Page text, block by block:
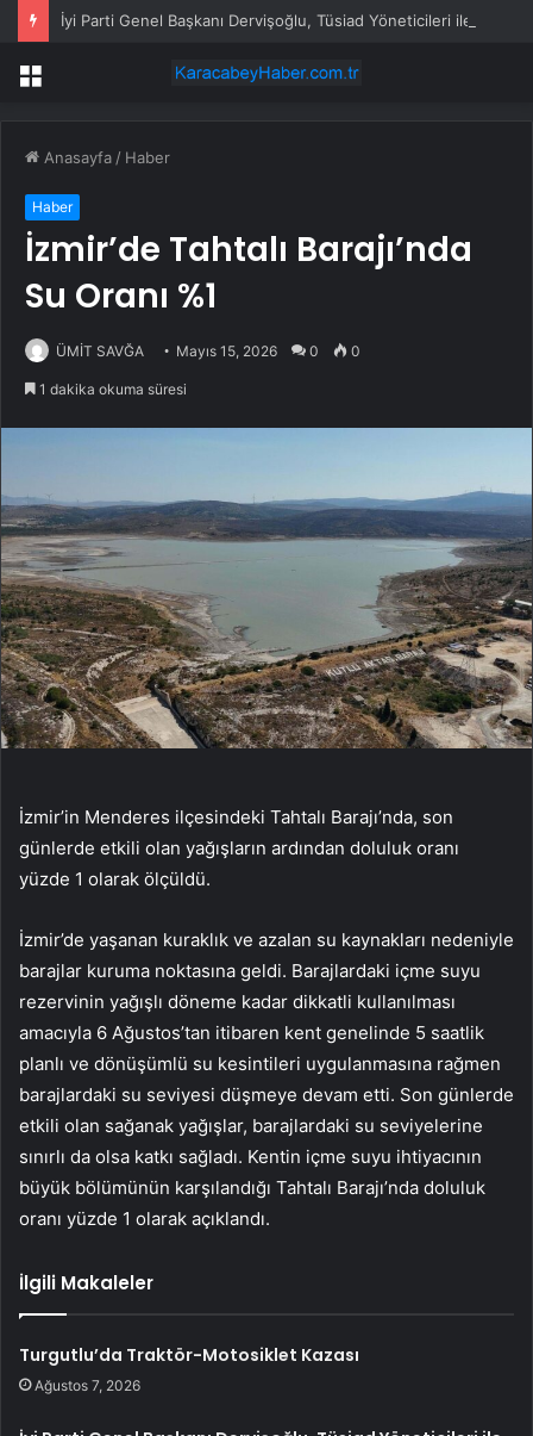
Menü
Anasayfa / Haber
Haber
İzmir’de Tahtalı Barajı’nda
Su Oranı %1
ÜMİT SAVĞA Mayıs 15, 2026 0 0
1 dakika okuma süresi
İzmir’in Menderes ilçesindeki Tahtalı Barajı’nda, son
günlerde etkili olan yağışların ardından doluluk oranı
yüzde 1 olarak ölçüldü.
İzmir’de yaşanan kuraklık ve azalan su kaynakları nedeniyle
barajlar kuruma noktasına geldi. Barajlardaki içme suyu
rezervinin yağışlı döneme kadar dikkatli kullanılması
amacıyla 6 Ağustos’tan itibaren kent genelinde 5 saatlik
planlı ve dönüşümlü su kesintileri uygulanmasına rağmen
barajlardaki su seviyesi düşmeye devam etti. Son günlerde
etkili olan sağanak yağışlar, barajlardaki su seviyelerine
sınırlı da olsa katkı sağladı. Kentin içme suyu ihtiyacının
büyük bölümünün karşılandığı Tahtalı Barajı’nda doluluk
oranı yüzde 1 olarak açıklandı.
İlgili Makaleler
Turgutlu’da Traktör-Motosiklet Kazası
Ağustos 7, 2026